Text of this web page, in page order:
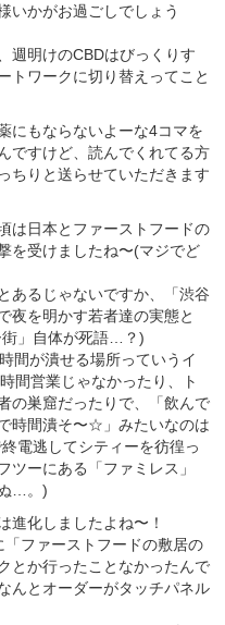
いかがお過ごしでしょう
週明けのCBDはびっくりす
トワークに切り替えってこと
にもならないよーな4コマを
ですけど、読んでくれてる方
ちりと送らせていただきます
は日本とファーストフードの
を受けましたね〜(マジでど
あるじゃないですか、「渋谷
夜を明かす若者達の実態と
街」自体が死語…？)
間が潰せる場所っていうイ
間営業じゃなかったり、ト
の巣窟だったりで、「飲んで
時間潰そ〜☆」みたいなのは
電逃してシティーを彷徨っ
ツーにある「ファミレス」
…。)
進化しましたよね〜！
ファーストフードの敷居の
とか行ったことなかったんで
んとオーダーがタッチパネル